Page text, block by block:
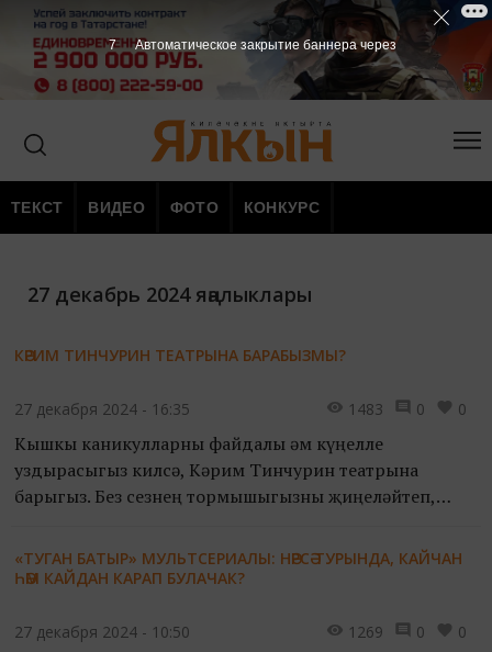
ТЕКСТ ВИДЕО ФОТО КОНКУРС
27 декабрь 2024 яңалыклары
КӘРИМ ТИНЧУРИН ТЕАТРЫНА БАРАБЫЗМЫ?
27 декабря 2024 - 16:35 1483 0 0
Кышкы каникулларны файдалы һәм күңелле
уздырасыгыз килсә, Кәрим Тинчурин театрына
барыгыз. Без сезнең тормышыгызны җиңеләйтеп,
«ТУГАН БАТЫР» МУЛЬТСЕРИАЛЫ: НӘРСӘ ТУРЫНДА, КАЙЧАН
ҺӘМ КАЙДАН КАРАП БУЛАЧАК?
27 декабря 2024 - 10:50 1269 0 0
7 Автоматическое закрытие баннера через